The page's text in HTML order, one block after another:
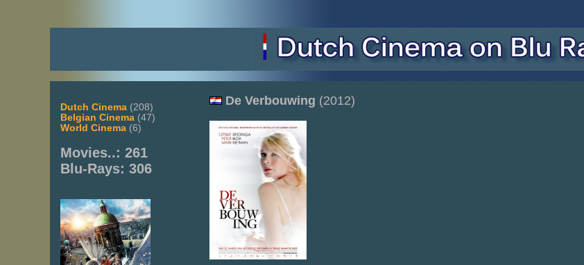
Dutch Cinema (208)
Belgian Cinema (47)
World Cinema (6)
Movies..: 261
Blu-Rays: 306
De Verbouwing (2012)